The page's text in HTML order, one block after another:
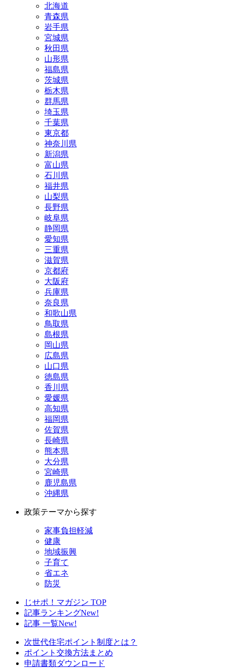
北海道
青森県
岩手県
宮城県
秋田県
山形県
福島県
茨城県
栃木県
群馬県
埼玉県
千葉県
東京都
神奈川県
新潟県
富山県
石川県
福井県
山梨県
長野県
岐阜県
静岡県
愛知県
三重県
滋賀県
京都府
大阪府
兵庫県
奈良県
和歌山県
鳥取県
島根県
岡山県
広島県
山口県
徳島県
香川県
愛媛県
高知県
福岡県
佐賀県
長崎県
熊本県
大分県
宮崎県
鹿児島県
沖縄県
政策テーマから探す
家事負担軽減
健康
地域振興
子育て
省エネ
防災
じせポ！マガジン TOP
記事ランキングNew!
記事 一覧New!
次世代住宅ポイント制度とは？
ポイント交換方法まとめ
申請書類ダウンロード